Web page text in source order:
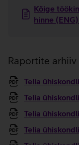
Kõige
hinne
Raportite arhiiv
Telia
Telia
Telia
Telia